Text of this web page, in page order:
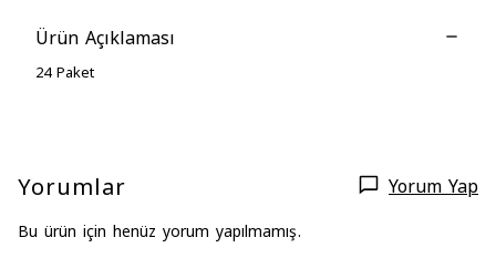
Ürün Açıklaması
24 Paket
Yorumlar Yorum Yap
Bu ürün için henüz yorum yapılmamış.